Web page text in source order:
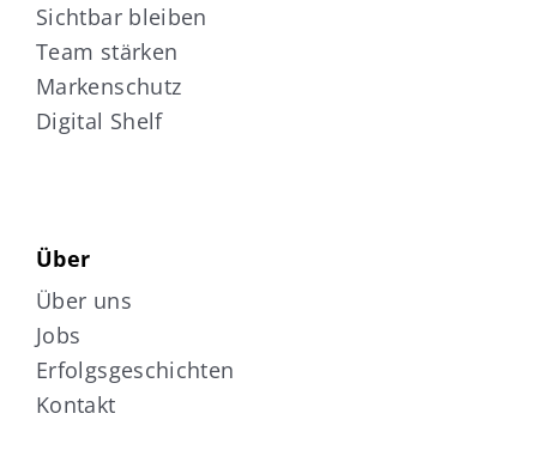
Sichtbar bleiben
Team stärken
Markenschutz
Digital Shelf
Über
Über uns
Jobs
Erfolgsgeschichten
Kontakt